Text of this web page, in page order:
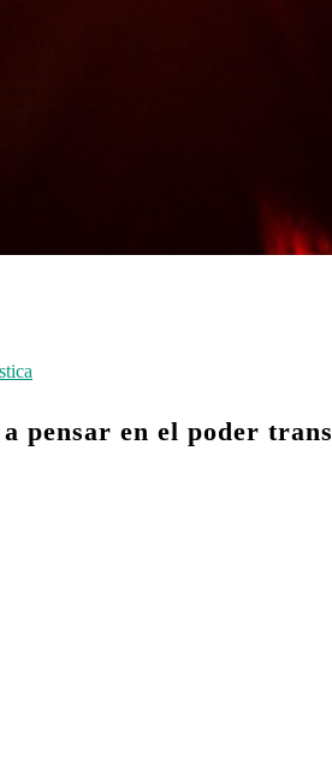
pensar en el poder